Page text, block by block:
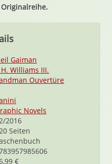
Gaiman
H. Williams III.
Ouvertüre
Novels
2016
Seiten
€